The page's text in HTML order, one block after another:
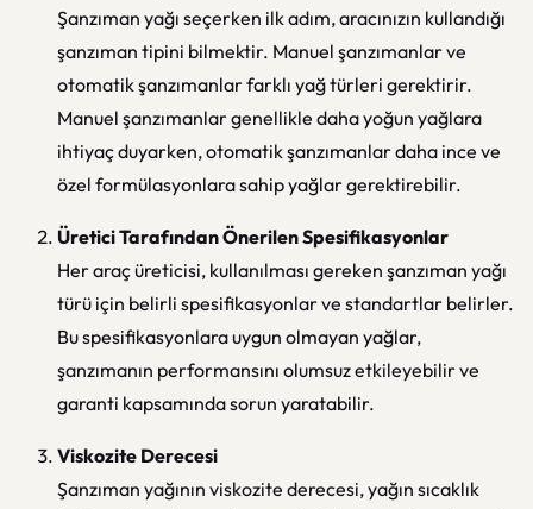
Şanzıman yağı seçerken ilk adım, aracınızın kullandığı
şanzıman tipini bilmektir. Manuel şanzımanlar ve
otomatik şanzımanlar farklı yağ türleri gerektirir.
Manuel şanzımanlar genellikle daha yoğun yağlara
ihtiyaç duyarken, otomatik şanzımanlar daha ince ve
özel formülasyonlara sahip yağlar gerektirebilir.
Üretici Tarafından Önerilen Spesifikasyonlar
Her araç üreticisi, kullanılması gereken şanzıman yağı
türü için belirli spesifikasyonlar ve standartlar belirler.
Bu spesifikasyonlara uygun olmayan yağlar,
şanzımanın performansını olumsuz etkileyebilir ve
garanti kapsamında sorun yaratabilir.
Viskozite Derecesi
Şanzıman yağının viskozite derecesi, yağın sıcaklık